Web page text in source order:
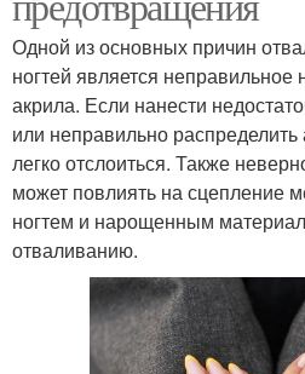
Одной из основных причин
ногтей является неправильное
акрила. Если нанести
или неправильно распределить
легко отслоиться. Также
может повлиять на сцепление
ногтем и нарощенным
отваливанию.